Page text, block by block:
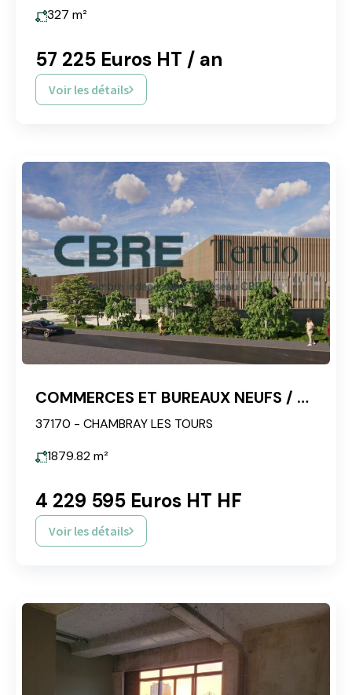
327 m²
57 225 Euros HT / an
Voir les détails
COMMERCES ET BUREAUX NEUFS / CHAMBRAY VRILLONERIE
37170 - CHAMBRAY LES TOURS
1879.82m²
4 229 595 Euros HT HF
Voir les détails